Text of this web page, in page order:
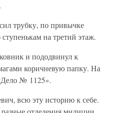
трубку, по привычке
на третий этаж.
и пододвинул к
коричневую папку. На
№ 1125».
всю эту историю к себе.